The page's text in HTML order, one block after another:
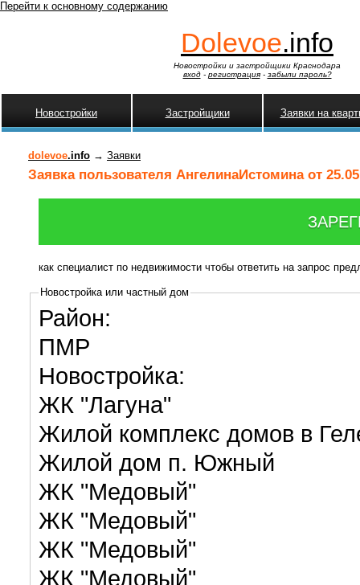
Перейти к основному содержанию
Dolevoe.info
Новостройки и застройщики Краснодара
вход- регистрация- забыли пароль?
Новостройки Застройщики Заявки на
dolevoe.info → Заявки
Заявка пользователя АнгелинаИстомина от
как специалист по недвижимости чтобы ответить на запрос
Новостройка или частный дом
Район:
ПМР
Новостройка:
ЖК "Лагуна"
Жилой комплекс домов в
Жилой дом п. Южный
ЖК "Медовый"
ЖК "Медовый"
ЖК "Медовый"
ЖК "Медовый"